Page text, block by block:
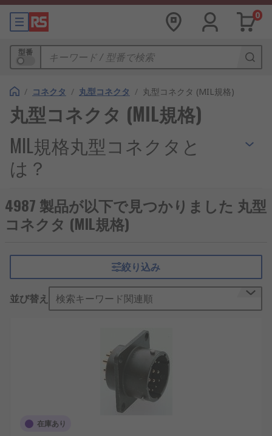
0
型番
/ コネクタ / 丸型コネクタ / 丸型コネクタ (MIL規格)
丸型コネクタ (MIL規格)
MIL規格丸型コネクタと
は？
MIL規格丸型コネクタは、米国の軍用規格に基づい
て設計された丸型の電気コネクタです。過酷な環境
でも安定した接続性能を維持することが求められ、
用されています。日本国内では、再生可能エネルギ
ー設備や輸送インフラ、半導体製造装置などにおい
ても重要な役割を果たしています。
MIL規格丸型コネクタの仕組み
MIL規格丸型コネクタは、円形のシェル構造を持
ち、内部に複数のコンタクトピンを備えています。
接続時にはオスとメスのコネクタが正確に嵌合し、
信号や電力を安全かつ確実に伝送します。
これらのコネクタは、厳しい耐振動性、耐衝撃性、
防塵性、防水性などを備えており、産業用ロボティ
4987 製品が以下で見つかりました 丸型
コネクタ (MIL規格)
絞り込み
並び替え 検索キーワード関連順
在庫あり